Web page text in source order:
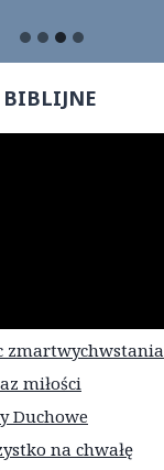
zmartwychwstania
miłości
Duchowe
na chwałę